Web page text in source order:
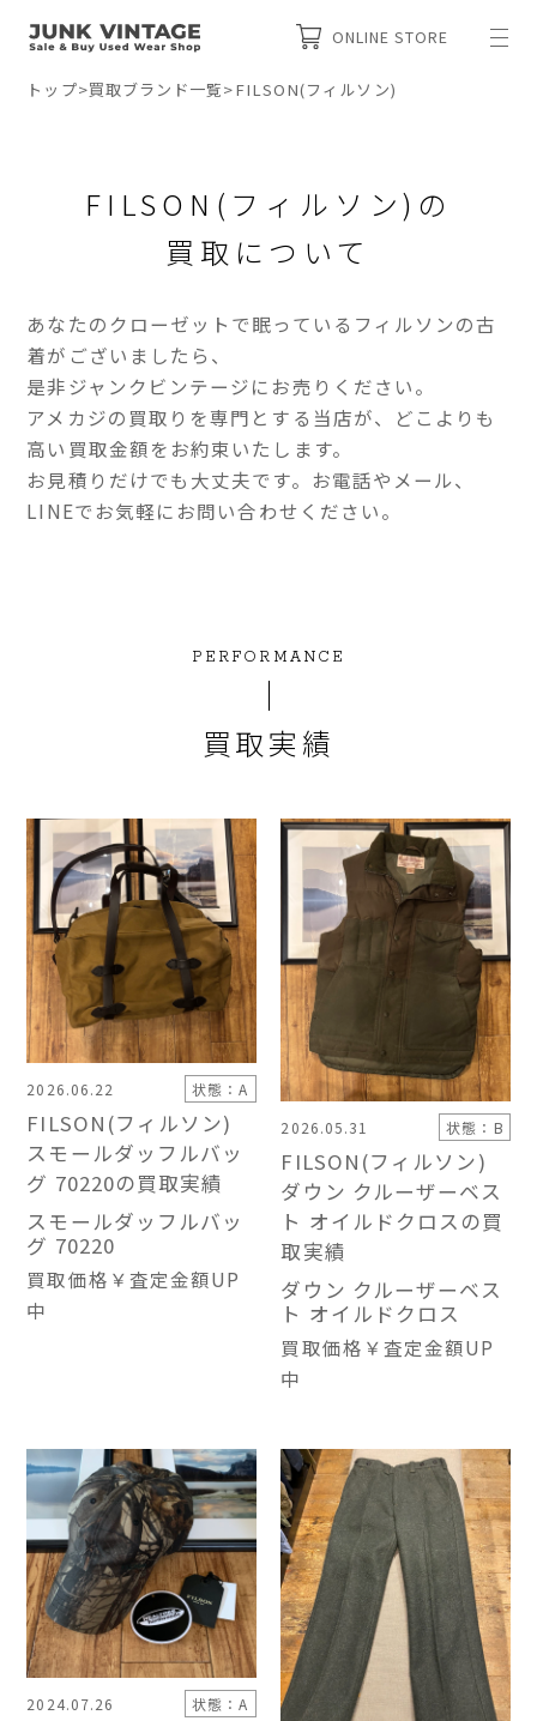
ONLINE STORE
トップ>買取ブランド一覧>FILSON(フィルソン)
FILSON(フィルソン)の
買取について
あなたのクローゼットで眠っているフィルソンの古
着がございましたら、
是非ジャンクビンテージにお売りください。
アメカジの買取りを専門とする当店が、どこよりも
高い買取金額をお約束いたします。
お見積りだけでも大丈夫です。お電話やメール、
LINEでお気軽にお問い合わせください。
PERFORMANCE
買取実績
2026.06.22 状態：A
FILSON(フィルソン)
スモールダッフルバッ
グ 70220の買取実績
スモールダッフルバッ
グ 70220
買取価格 ￥査定金額UP
中
2026.05.31 状態：B
FILSON(フィルソン)
ダウン クルーザーベス
ト オイルドクロスの買
取実績
ダウン クルーザーベス
ト オイルドクロス
買取価格 ￥査定金額UP
中
2024.07.26 状態：A